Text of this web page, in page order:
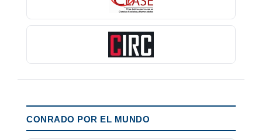
CONRADO POR EL MUNDO